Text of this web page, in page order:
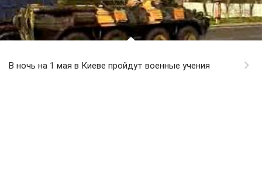
В ночь на 1 мая в Киеве пройдут военные учения